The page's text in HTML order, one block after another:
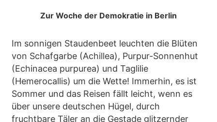
Zur Woche der Demokratie in Berlin
Im sonnigen Staudenbeet leuchten die Blüten
von Schafgarbe (Achillea), Purpur-Sonnenhut
(Echinacea purpurea) und Taglilie
(Hemerocallis) um die Wette! Immerhin, es ist
Sommer und das Reisen fällt leicht, wenn es
über unsere deutschen Hügel, durch
fruchtbare Täler an die Gestade glitzernder